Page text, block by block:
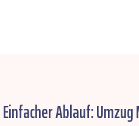
Einfacher Ablauf: